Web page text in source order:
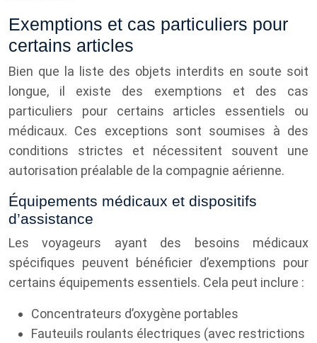
Exemptions et cas particuliers pour
certains articles
Bien que la liste des objets interdits en soute soit
longue, il existe des exemptions et des cas
particuliers pour certains articles essentiels ou
médicaux. Ces exceptions sont soumises à des
conditions strictes et nécessitent souvent une
autorisation préalable de la compagnie aérienne.
Équipements médicaux et dispositifs
d’assistance
Les voyageurs ayant des besoins médicaux
spécifiques peuvent bénéficier d’exemptions pour
certains équipements essentiels. Cela peut inclure :
Concentrateurs d’oxygène portables
Fauteuils roulants électriques (avec restrictions